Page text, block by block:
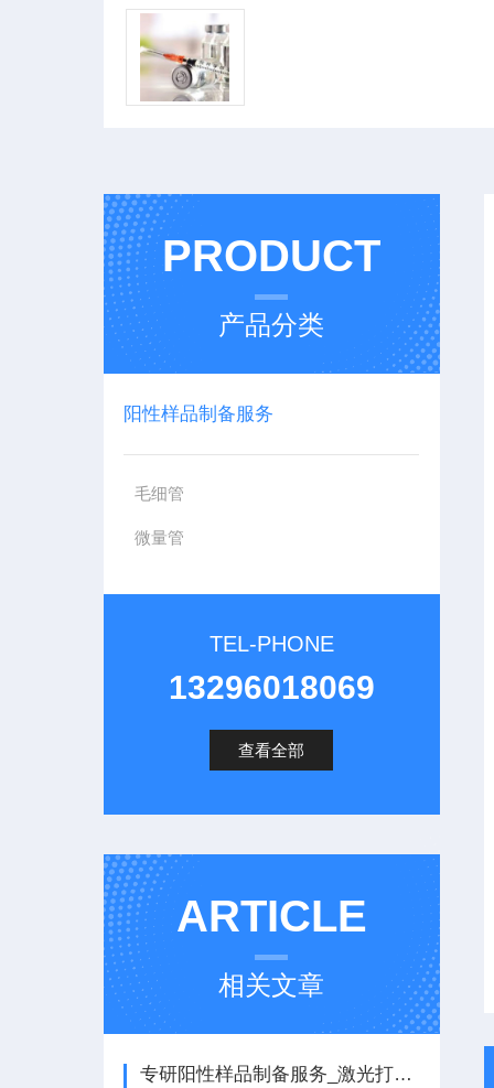
PRODUCT
产品分类
阳性样品制备服务
毛细管
微量管
TEL-PHONE
13296018069
查看全部
ARTICLE
相关文章
专研阳性样品制备服务_激光打孔、毛细管制备、微量管制备、金属丝制备